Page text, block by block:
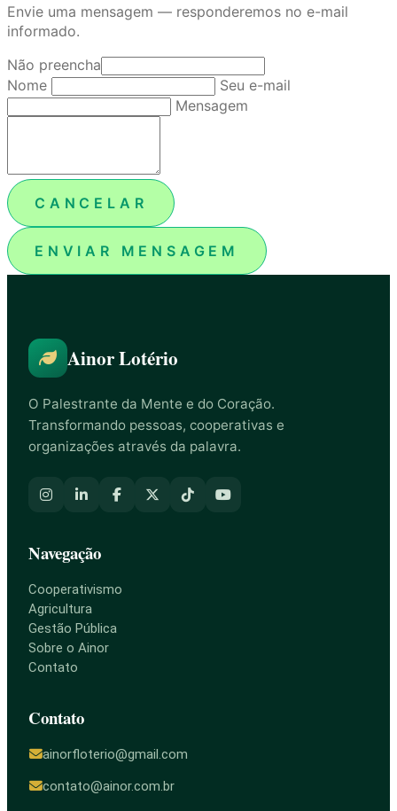
Envie uma mensagem — responderemos no e-mail
informado.
Não preencha
Nome
Seu e-mail
Mensagem
CANCELAR
ENVIAR MENSAGEM
Ainor Lotério
O Palestrante da Mente e do Coração.
Transformando pessoas, cooperativas e
organizações através da palavra.
Navegação
Cooperativismo
Agricultura
Gestão Pública
Sobre o Ainor
Contato
Contato
ainorfloterio@gmail.com
contato@ainor.com.br